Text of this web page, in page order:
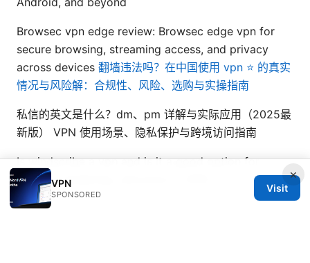
Browsec vpn edge review: Browsec edge vpn for
secure browsing, streaming access, and privacy
across devices 翻墙违法吗？在中国使用 vpn ⭐ 的真实
情况与风险解：合规性、风险、选购与实操指南
私信的英文是什么？dm、pm 详解与实际应用（2025最
新版） VPN 使用场景、隐私保护与跨境访问指南
Is windscribe a vpn and is it a good option for
privacy, streaming, and price in 2025
×
VPN
SPONSORED
Visit